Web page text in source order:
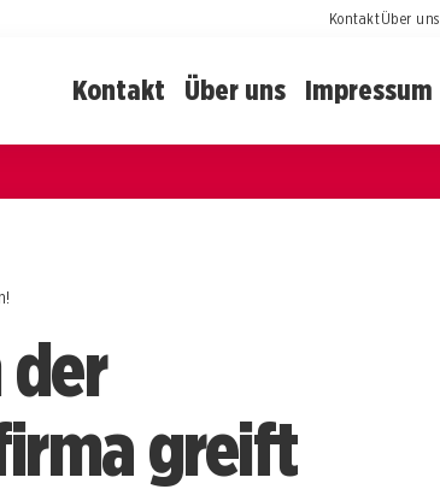
KontaktÜber uns
Kontakt Über uns Impressum
greift